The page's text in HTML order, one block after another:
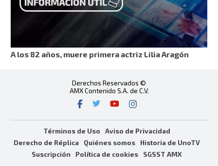
A los 82 años, muere primera actriz Lilia Aragón
Derechos Reservados ©
AMX Contenido S.A. de C.V.
Términos de Uso
Aviso de Privacidad
Derecho de Réplica
Quiénes somos
Historia de UnoTV
Suscripción
Política de cookies SGSST AMX